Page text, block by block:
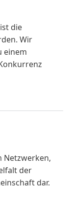
die
Wir
einem
Netzwerken,
der
dar.